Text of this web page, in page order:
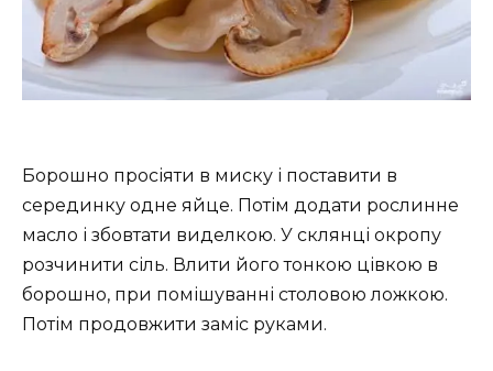
Борошно просіяти в миску і поставити в
серединку одне яйце. Потім додати рослинне
масло і збовтати виделкою. У склянці окропу
розчинити сіль. Влити його тонкою цівкою в
борошно, при помішуванні столовою ложкою.
Потім продовжити заміс руками.